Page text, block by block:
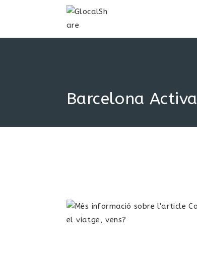
Barcelona Activa